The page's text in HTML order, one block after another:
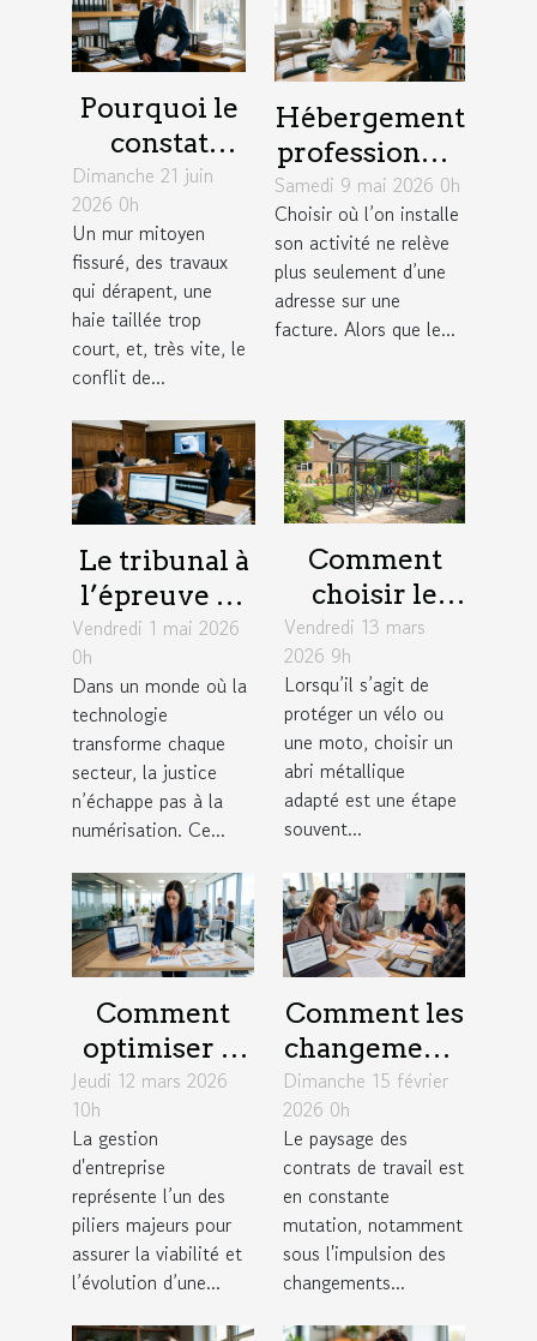
Pourquoi le
constat
d’huissier
change la
donne dans
un litige
entre
voisins
Dimanche 21 juin
2026 0h
Un mur mitoyen
fissuré, des travaux
qui dérapent, une
haie taillée trop
court, et, très vite, le
conflit de...
Hébergement
professionnel
: un levier
insoupçonné
pour élargir
son réseau
Samedi 9 mai 2026 0h
Choisir où l’on installe
son activité ne relève
plus seulement d’une
adresse sur une
facture. Alors que le...
Le tribunal à
l’épreuve de
la
numérisation
: enjeux
concrets
Vendredi 1 mai 2026
0h
Dans un monde où la
technologie
transforme chaque
secteur, la justice
n’échappe pas à la
numérisation. Ce...
Comment
choisir le
meilleur abri
métallique
pour votre
vélo ou moto
?
Vendredi 13 mars
2026 9h
Lorsqu’il s’agit de
protéger un vélo ou
une moto, choisir un
abri métallique
adapté est une étape
souvent...
Comment
optimiser la
gestion
d'entreprise
pour une
croissance
durable ?
Jeudi 12 mars 2026
10h
La gestion
d'entreprise
représente l’un des
piliers majeurs pour
assurer la viabilité et
l’évolution d’une...
Comment les
changements
législatifs de
2026
influencent-
ils les
contrats de
travail ?
Dimanche 15 février
2026 0h
Le paysage des
contrats de travail est
en constante
mutation, notamment
sous l'impulsion des
changements...